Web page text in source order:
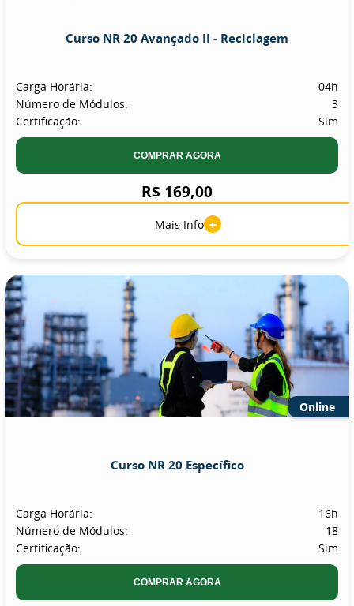
Curso NR 20 Avançado II - Reciclagem
Carga Horária:
04h
Número de Módulos:
3
Certificação:
Sim
COMPRAR AGORA
R$ 169,00
Mais Info +
Online
Curso NR 20 Específico
Carga Horária:
16h
Número de Módulos:
18
Certificação:
Sim
COMPRAR AGORA